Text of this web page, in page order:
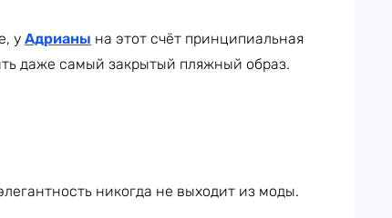
у Адрианы на этот счёт принципиальная
даже самый закрытый пляжный образ.
никогда не выходит из моды.